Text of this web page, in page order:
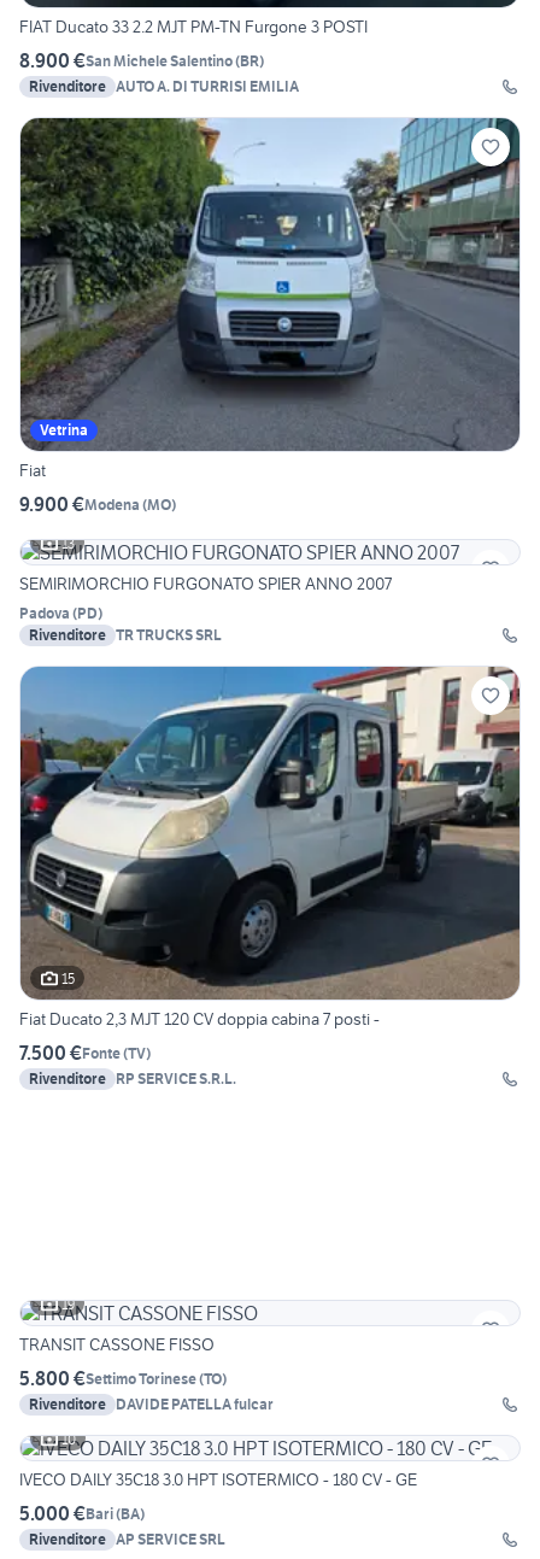
FIAT Ducato 33 2.2 MJT PM-TN Furgone 3 POSTI
8.900 €San Michele Salentino(BR)
Rivenditore AUTO A. DI TURRISI EMILIA
Vetrina
Fiat
9.900 €Modena (MO)
13
SEMIRIMORCHIO FURGONATO SPIER ANNO 2007
Padova (PD)
Rivenditore TR TRUCKS SRL
15
Fiat Ducato 2,3 MJT 120 CV doppia cabina 7 posti -
7.500 €Fonte(TV)
Rivenditore RP SERVICE S.R.L.
19
TRANSIT CASSONE FISSO
5.800 €Settimo Torinese(TO)
Rivenditore DAVIDE PATELLA fulcar
10
IVECO DAILY 35C18 3.0 HPT ISOTERMICO - 180 CV - GE
5.000 €Bari(BA)
Rivenditore AP SERVICE SRL